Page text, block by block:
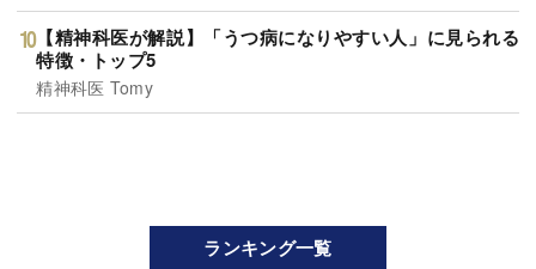
【精神科医が解説】「うつ病になりやすい人」に見られる
特徴・トップ5
精神科医 Tomy
ランキング一覧